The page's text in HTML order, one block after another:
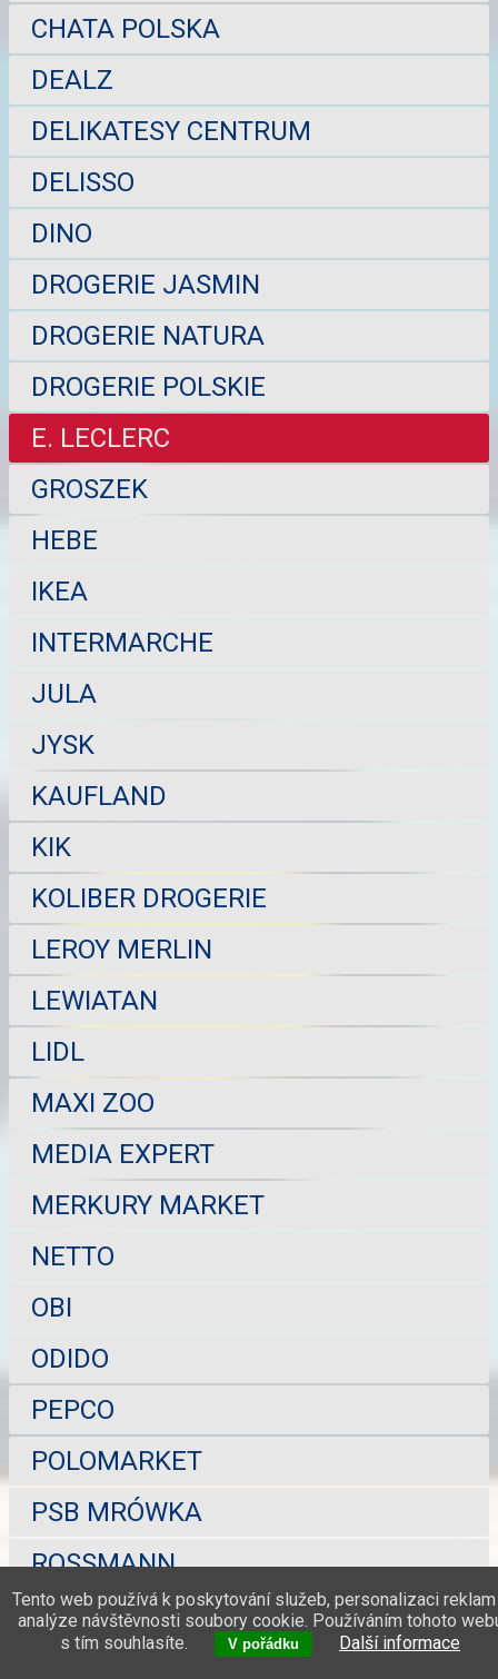
CHATA POLSKA
DEALZ
DELIKATESY CENTRUM
DELISSO
DINO
DROGERIE JASMIN
DROGERIE NATURA
DROGERIE POLSKIE
E. LECLERC
GROSZEK
HEBE
IKEA
INTERMARCHE
JULA
JYSK
KAUFLAND
KIK
KOLIBER DROGERIE
LEROY MERLIN
LEWIATAN
LIDL
MAXI ZOO
MEDIA EXPERT
MERKURY MARKET
NETTO
OBI
ODIDO
PEPCO
POLOMARKET
PSB MRÓWKA
ROSSMANN
SELGROS
Tento web používá k poskytování služeb, personalizaci reklam
analýze návštěvnosti soubory cookie. Používáním tohoto
s tím souhlasíte.
V pořádku Další informace